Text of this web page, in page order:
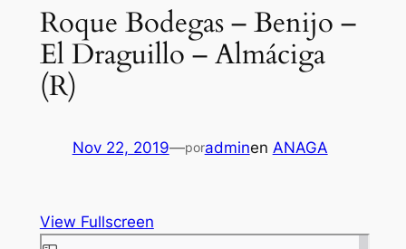
Roque Bodegas – Benijo –
El Draguillo – Almáciga
(R)
Nov 22, 2019—poradminen ANAGA
View Fullscreen
Saltar